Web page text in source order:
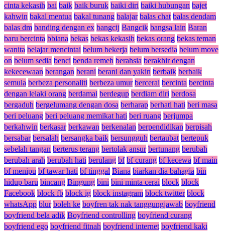
cinta kekasih bai baik baik buruk baiki diri baiki hubungan bajet
kahwin bakal mentua bakal tunang balajar balas chat balas dendam
balas dm banding dengan ex bangcij Bangcik bangsa lain Baran
baru bercinta bbiana bekas bekas kekasih bekas orang bekas teman
wanita belajar mencintai belum bekerja belum bersedia belum move
on belum sedia benci benda remeh berahsia berakhir dengan
kekecewaan berangan berani berani dan yakin berbaik berbaik
semula berbeza personaliti berbeza umur bercerai bercinta bercinta
dengan lelaki orang berdamai berdegup berdiam diri berdosa
bergaduh bergelumang dengan dosa berharap berhati hati beri masa
beri peluang beri peluang memikat hati beri ruang berjumpa
berkahwin berkasar berkawan berkenalan berpendidikan berpisah
bersabar bersalah bersangka baik bersungguh bertaubat bertepuk
sebelah tangan berterus terang bertolak ansur bertunang berubah
berubah arah berubah hati berulang bf bf curang bf kecewa bf main
bf menipu bf tawar hati bf tinggal Biana biarkan dia bahagia bin
hidup baru bincang Bingung bini bini minta cerai block block
Facebook block fb block ig block instagram block twitter block
whatsApp blur boleh ke boyfren tak nak tanggungjawab boyfriend
boyfriend bela adik Boyfriend controlling boyfriend curang
boyfriend ego boyfriend fitnah boyfriend internet boyfriend kaki